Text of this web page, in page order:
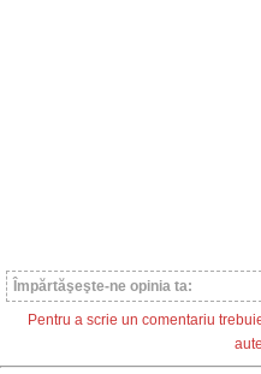
Împărtăşeşte-ne opinia ta:
Pentru a scrie un comentariu